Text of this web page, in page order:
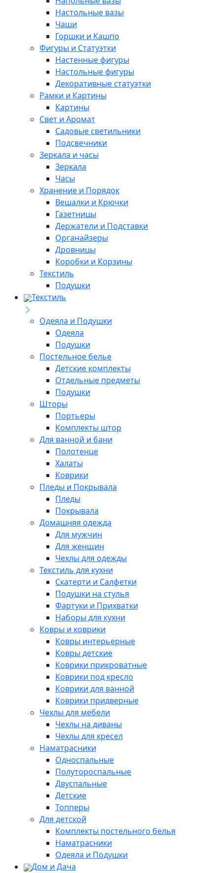
Настольные вазы
Чаши
Горшки и Кашпо
Фигуры и Статуэтки
Настенные фигуры
Настольные фигуры
Декоративные статуэтки
Рамки и Картины
Картины
Свет и Аромат
Садовые светильники
Подсвечники
Зеркала и часы
Зеркала
Часы
Хранение и Порядок
Вешалки и Крючки
Газетницы
Держатели и Подставки
Органайзеры
Дровницы
Коробки и Корзины
Текстиль
Подушки
Текстиль
Одеяла и Подушки
Одеяла
Подушки
Постельное белье
Детские комплекты
Отдельные предметы
Подушки
Шторы
Портьеры
Комплекты штор
Для ванной и бани
Полотенце
Халаты
Коврики
Пледы и Покрывала
Пледы
Покрывала
Домашняя одежда
Для мужчин
Для женщин
Чехлы для одежды
Текстиль для кухни
Скатерти и Салфетки
Подушки на стулья
Фартуки и Прихватки
Наборы для кухни
Ковры и коврики
Ковры интерьерные
Ковры детские
Коврики прикроватные
Коврики под кресло
Коврики для ванной
Коврики придверные
Чехлы для мебели
Чехлы на диваны
Чехлы для кресел
Наматрасники
Односпальные
Полутороспальные
Двуспальные
Детские
Топперы
Для детской
Комплекты постельного белья
Наматрасники
Одеяла и Подушки
Дом и Дача